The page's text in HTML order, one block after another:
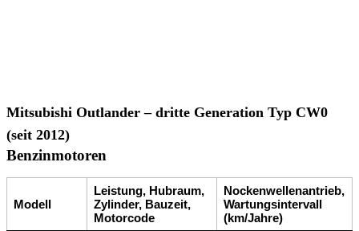
Mitsubishi Outlander – dritte Generation Typ CW0
(seit 2012)
Benzinmotoren
Modell
Leistung, Hubraum,
Zylinder, Bauzeit,
Motorcode
Nockenwellenantrieb,
Wartungsintervall
(km/Jahre)